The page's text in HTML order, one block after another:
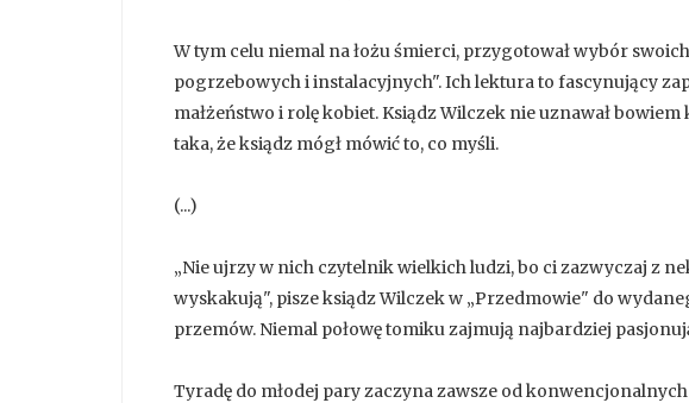
W tym celu niemal na łożu śmierci, przygotował wybór
pogrzebowych i instalacyjnych". Ich lektura to fascynujący
małżeństwo i rolę kobiet. Ksiądz Wilczek nie uznawał bowiem
taka, że ksiądz mógł mówić to, co myśli.
(...)
„Nie ujrzy w nich czytelnik wielkich ludzi, bo ci zazwyczaj z
wyskakują", pisze ksiądz Wilczek w „Przedmowie" do
przemów. Niemal połowę tomiku zajmują najbardziej
Tyradę do młodej pary zaczyna zawsze od konwencjonalnych